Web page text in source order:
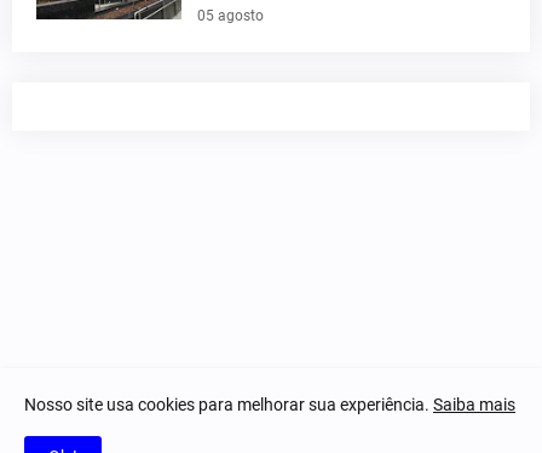
05 agosto
© 2023-2025 Notícias Piauí - Todos os direitos reservados.
Nosso site usa cookies para melhorar sua experiência. Saiba mais